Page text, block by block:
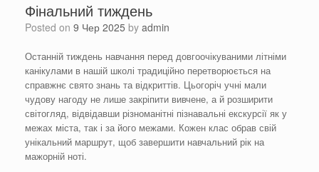
Фінальний тиждень
Posted on 9 Чер 2025 by admin
Останній тиждень навчання перед довгоочікуваними літніми
канікулами в нашій школі традиційно перетворюється на
справжнє свято знань та відкриттів. Цьогоріч учні мали
чудову нагоду не лише закріпити вивчене, а й розширити
світогляд, відвідавши різноманітні пізнавальні екскурсії як у
межах міста, так і за його межами. Кожен клас обрав свій
унікальний маршрут, щоб завершити навчальний рік на
мажорній ноті.